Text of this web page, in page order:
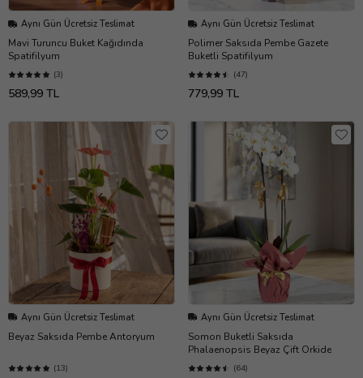
Aynı Gün Ücretsiz Teslimat
Mavi Turuncu Buket Kağıdında
Spatifilyum
(3)
589,99 TL
Aynı Gün Ücretsiz Teslimat
Polimer Saksıda Pembe Gazete
Buketli Spatifilyum
(47)
779,99 TL
Aynı Gün Ücretsiz Teslimat
Beyaz Saksıda Pembe Antoryum
(13)
Aynı Gün Ücretsiz Teslimat
Somon Buketli Saksıda
Phalaenopsis Beyaz Çift Orkide
(64)